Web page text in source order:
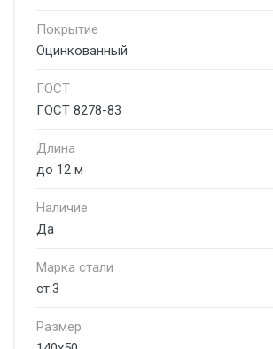
Покрытие
Оцинкованный
ГОСТ
ГОСТ 8278-83
Длина
до 12 м
Наличие
Да
Марка стали
ст.3
Размер